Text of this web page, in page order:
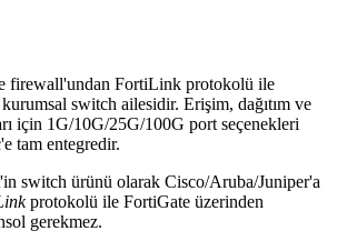
firewall'undan FortiLink protokolü ile
switch ailesidir. Erişim, dağıtım ve
için 1G/10G/25G/100G port seçenekleri
tam entegredir.
switch ürünü olarak Cisco/Aruba/Juniper'a
protokolü ile FortiGate üzerinden
gerekmez.